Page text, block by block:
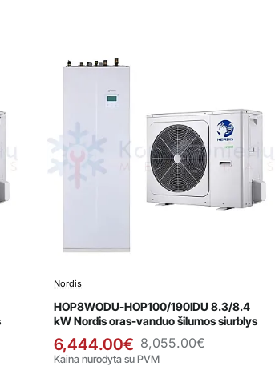
Išpardavimas
Nordis
HOP8WODU-HOP100/190IDU 8.3/8.4
kW Nordis oras-vanduo šilumos siurblys
6,444.00€ 8,055.00€
Kaina nurodyta su PVM